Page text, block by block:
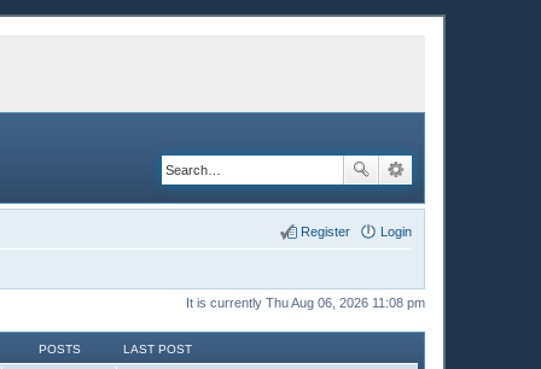
Login
Register
It is currently Thu Aug 06, 2026 11:08 pm
POSTS LAST POST